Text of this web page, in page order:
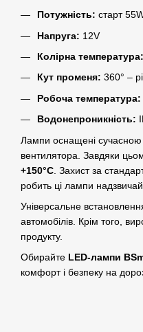
Потужність: старт
Напруга: 12V
Колірна температура:
Кут променя: 360° –
Робоча температура:
Водонепроникність:
Лампи оснащені сучасною
вентилятора. Завдяки
+150°C . Захист за
робить ці лампи
Універсальне
автомобілів. Крім того,
продукту.
Обирайте LED-лампи
комфорт і безпеку на